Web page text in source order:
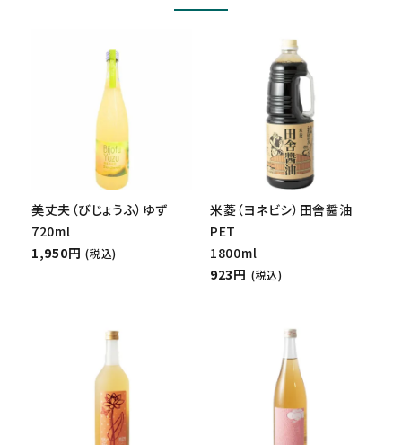
美丈夫（びじょうふ）ゆず
720ml
1,950円 (税込)
米菱（ヨネビシ）田舎醤油
PET
1800ml
923円 (税込)